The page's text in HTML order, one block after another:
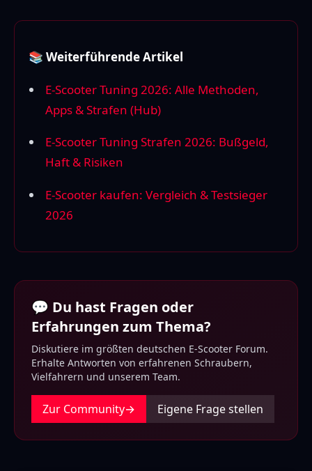
📚 Weiterführende Artikel
E-Scooter Tuning 2026: Alle Methoden,
Apps & Strafen (Hub)
E-Scooter Tuning Strafen 2026: Bußgeld,
Haft & Risiken
E-Scooter kaufen: Vergleich & Testsieger
2026
💬 Du hast Fragen oder
Erfahrungen zum Thema?
Diskutiere im größten deutschen E-Scooter Forum.
Erhalte Antworten von erfahrenen Schraubern,
Vielfahrern und unserem Team.
Zur Community→ Eigene Frage stellen